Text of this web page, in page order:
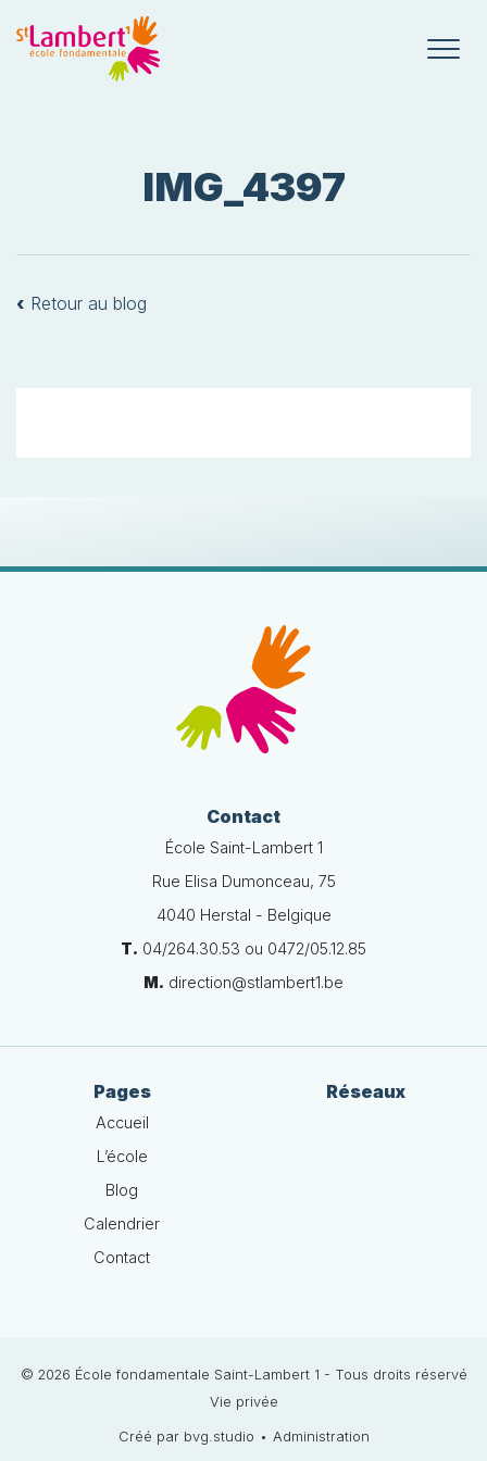
IMG_4397
‹ Retour au blog
Contact
École Saint-Lambert 1
Rue Elisa Dumonceau, 75
4040 Herstal - Belgique
T. 04/264.30.53 ou 0472/05.12.85
M. direction@stlambert1.be
Pages
Accueil
L’école
Blog
Calendrier
Contact
Réseaux
© 2026 École fondamentale Saint-Lambert 1 - Tous droits réservé
Vie privée
Créé par bvg.studio • Administration